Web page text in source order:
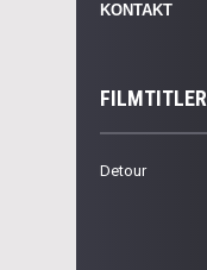
KONTAKT
FILMTITLER
Detour